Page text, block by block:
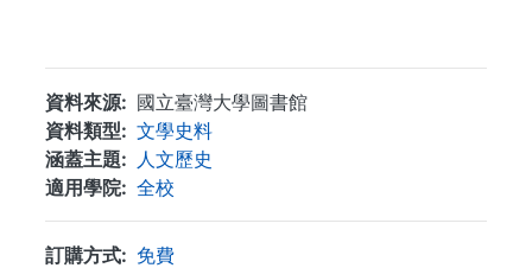
資料來源
國立臺灣大學圖書館
資料類型
文學史料
涵蓋主題
人文歷史
適用學院
全校
訂購方式
免費